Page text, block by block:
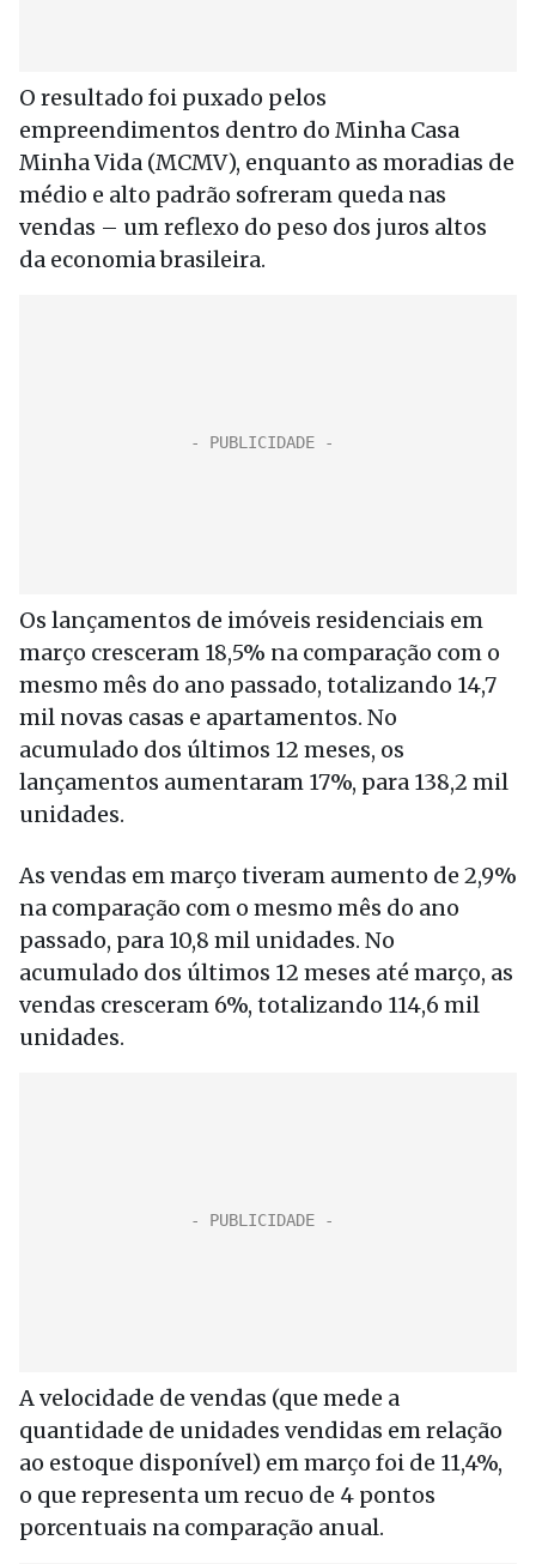
O resultado foi puxado pelos
empreendimentos dentro do Minha Casa
Minha Vida (MCMV), enquanto as moradias de
médio e alto padrão sofreram queda nas
vendas – um reflexo do peso dos juros altos
da economia brasileira.
Os lançamentos de imóveis residenciais em
março cresceram 18,5% na comparação com o
mesmo mês do ano passado, totalizando 14,7
mil novas casas e apartamentos. No
acumulado dos últimos 12 meses, os
lançamentos aumentaram 17%, para 138,2 mil
unidades.
As vendas em março tiveram aumento de 2,9%
na comparação com o mesmo mês do ano
passado, para 10,8 mil unidades. No
acumulado dos últimos 12 meses até março, as
vendas cresceram 6%, totalizando 114,6 mil
unidades.
A velocidade de vendas (que mede a
quantidade de unidades vendidas em relação
ao estoque disponível) em março foi de 11,4%,
o que representa um recuo de 4 pontos
porcentuais na comparação anual.